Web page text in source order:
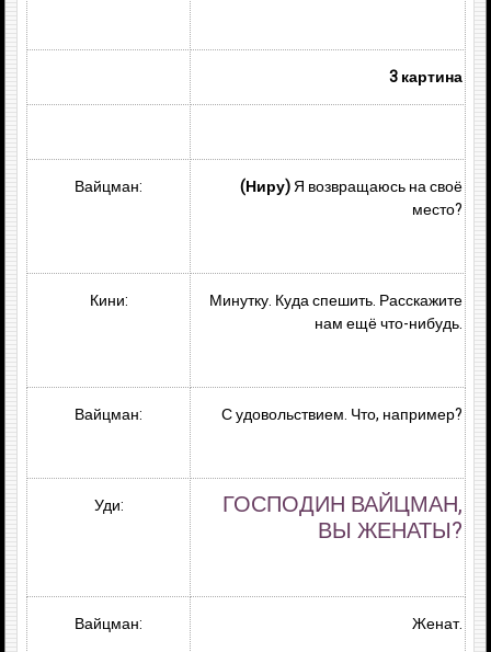
3 картина
Вайцман: (Ниру)Я возвращаюсь на своё
место?
Кини:
Минутку. Куда спешить. Расскажите
нам ещё что-нибудь.
Вайцман: С удовольствием. Что, например?
Уди:
ГОСПОДИН ВАЙЦМАН,
ВЫ ЖЕНАТЫ?
Вайцман: Женат.